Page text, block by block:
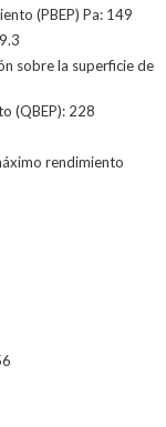
(PBEP) Pa: 149
sobre la superficie de
(QBEP): 228
rendimiento